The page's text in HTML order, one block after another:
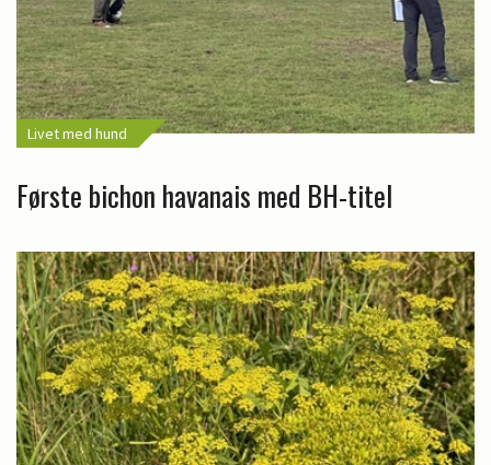
Livet med hund
Første bichon havanais med BH-titel